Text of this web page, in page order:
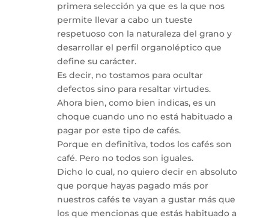
primera selección ya que es la que nos
permite llevar a cabo un tueste
respetuoso con la naturaleza del grano y
desarrollar el perfil organoléptico que
define su carácter.
Es decir, no tostamos para ocultar
defectos sino para resaltar virtudes.
Ahora bien, como bien indicas, es un
choque cuando uno no está habituado a
pagar por este tipo de cafés.
Porque en definitiva, todos los cafés son
café. Pero no todos son iguales.
Dicho lo cual, no quiero decir en absoluto
que porque hayas pagado más por
nuestros cafés te vayan a gustar más que
los que mencionas que estás habituado a